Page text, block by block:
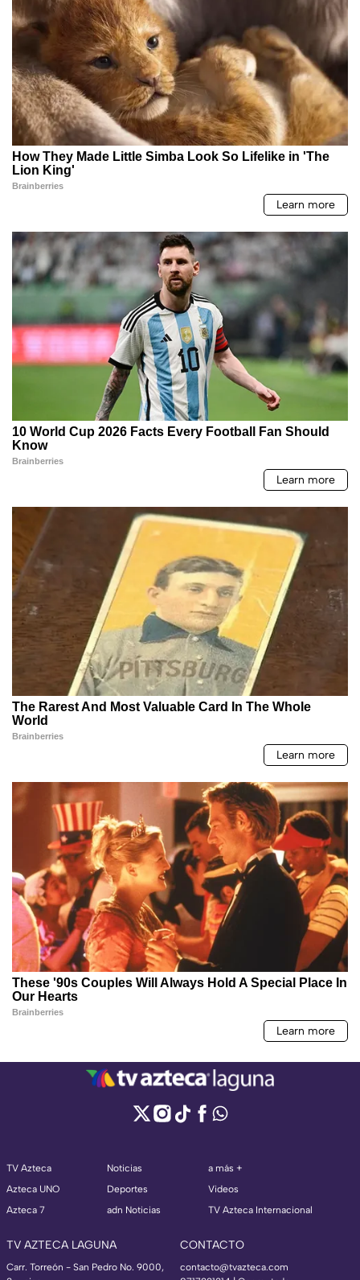
TV Azteca
Azteca UNO
Azteca 7
Noticias
Deportes
adn Noticias
a más +
Videos
TV Azteca Internacional
TV AZTECA LAGUNA
Carr. Torreón - San Pedro No. 9000,
CONTACTO
contacto@tvazteca.com